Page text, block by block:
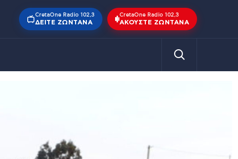
CretaOne Radio 102,3
ΔΕΊΤΕ ΖΩΝΤΑΝΆ
CretaOne Radio 102,3
ΑΚΟΎΣΤΕ ΖΩΝΤΑΝΆ